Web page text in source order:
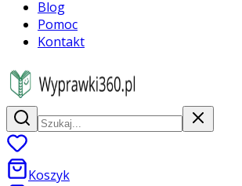
Blog
Pomoc
Kontakt
Koszyk